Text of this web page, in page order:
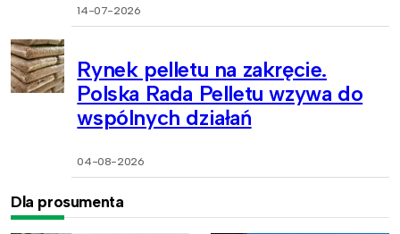
14-07-2026
Rynek pelletu na zakręcie.
Polska Rada Pelletu wzywa do
wspólnych działań
04-08-2026
Dla prosumenta